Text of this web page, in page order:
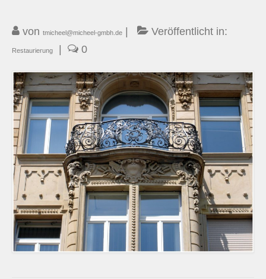
von tmicheel@micheel-gmbh.de Veröffentlicht in:
Restaurierung 0